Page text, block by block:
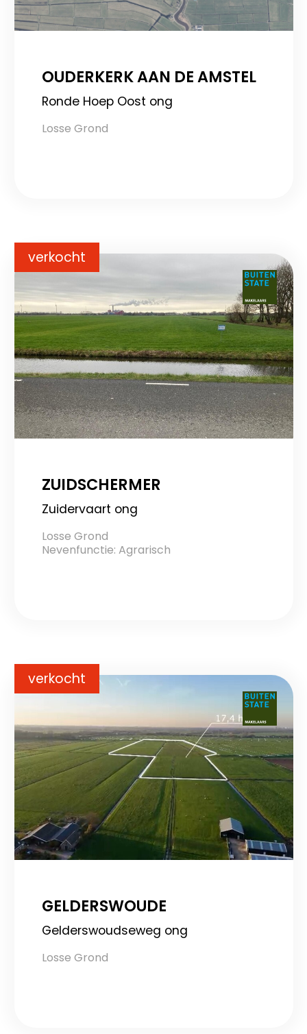
OUDERKERK AAN DE AMSTEL
Ronde Hoep Oost ong
Losse Grond
verkocht
ZUIDSCHERMER
Zuidervaart ong
Losse Grond
Nevenfunctie: Agrarisch
verkocht
GELDERSWOUDE
Gelderswoudseweg ong
Losse Grond